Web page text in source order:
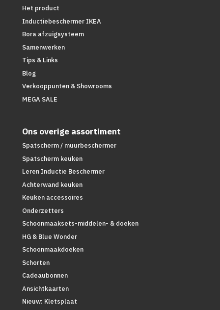
Het product
Inductiebeschermer IKEA
Bora afzuigsysteem
Samenwerken
Tips & Links
Blog
Verkooppunten & Showrooms
MEGA SALE
Ons overige assortiment
Spatscherm / muurbeschermer
Spatscherm keuken
Leren Inductie Beschermer
Achterwand keuken
Keuken accessoires
Onderzetters
Schoonmaaksets-middelen- & doeken
HG & Blue Wonder
Schoonmaakdoeken
Schorten
Cadeaubonnen
Ansichtkaarten
Nieuw: Kletsplaat